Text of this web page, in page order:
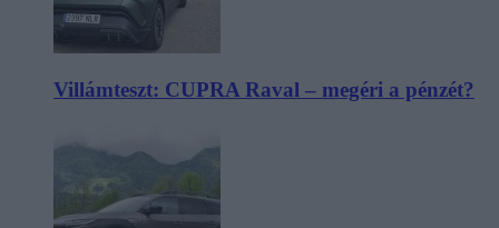
Villámteszt: CUPRA Raval – megéri a pénzét?